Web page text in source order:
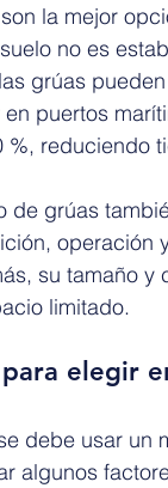
la mejor
no es
grúas
puertos
%, reduciendo
de grúas
operación
su tamaño
limitado.
elegir
debe usar un
algunos